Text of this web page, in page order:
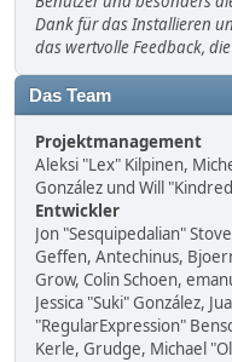
Dank für das Installieren
das wertvolle Feedback,
Das Team
Projektmanagement
Aleksi "Lex" Kilpinen,
González und Will
Entwickler
Jon "Sesquipedalian"
Geffen, Antechinus,
Grow, Colin Schoen,
Jessica "Suki" González,
"RegularExpression"
Kerle, Grudge, Michael